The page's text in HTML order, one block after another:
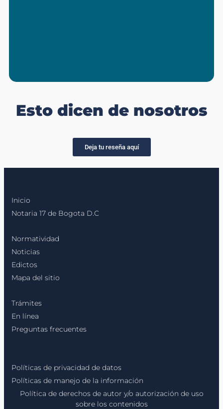
Esto dicen de nosotros
Deja tu reseña aquí
Inicio
Notaria 17 de Bogota D.C
Normatividad
Noticias
Edictos
Mapa del sitio
Trámites
En línea
Preguntas frecuentes
Políticas de privacidad de datos
Políticas de manejo de la información
Política de derechos de autor y/o autorización de uso
sobre los contenidos